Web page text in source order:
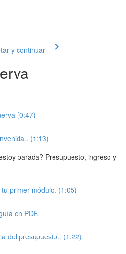
y continuar
(0:47)
(1:13)
parada? Presupuesto, ingreso y
primer módulo. (1:05)
en PDF.
del presupuesto.. (1:22)